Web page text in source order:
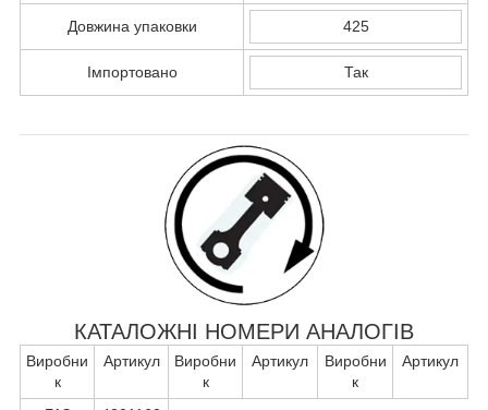
Довжина упаковки 425
Імпортовано Так
КАТАЛОЖНІ НОМЕРИ АНАЛОГІВ
Виробни
к
Артикул
Виробни
к
Артикул
Виробни
к
Артикул